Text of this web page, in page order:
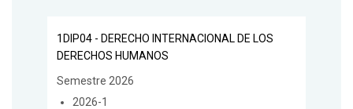
1DIP04 - DERECHO INTERNACIONAL DE LOS
DERECHOS HUMANOS
Semestre 2026
2026-1